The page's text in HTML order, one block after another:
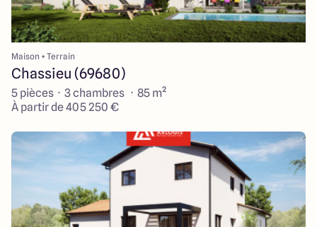
Maison + Terrain
Chassieu (69680)
5 pièces · 3 chambres · 85 m²
À partir de 405 250 €